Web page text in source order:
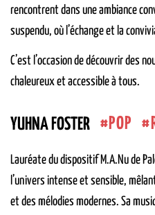
rencontrent dans une ambiance
suspendu, où l’échange et la
C’est l’occasion de découvrir des
chaleureux et accessible à tous.
YUHNA FOSTER POP
Lauréate du dispositif M.A.Nu de
l’univers intense et sensible,
et des mélodies modernes. Sa